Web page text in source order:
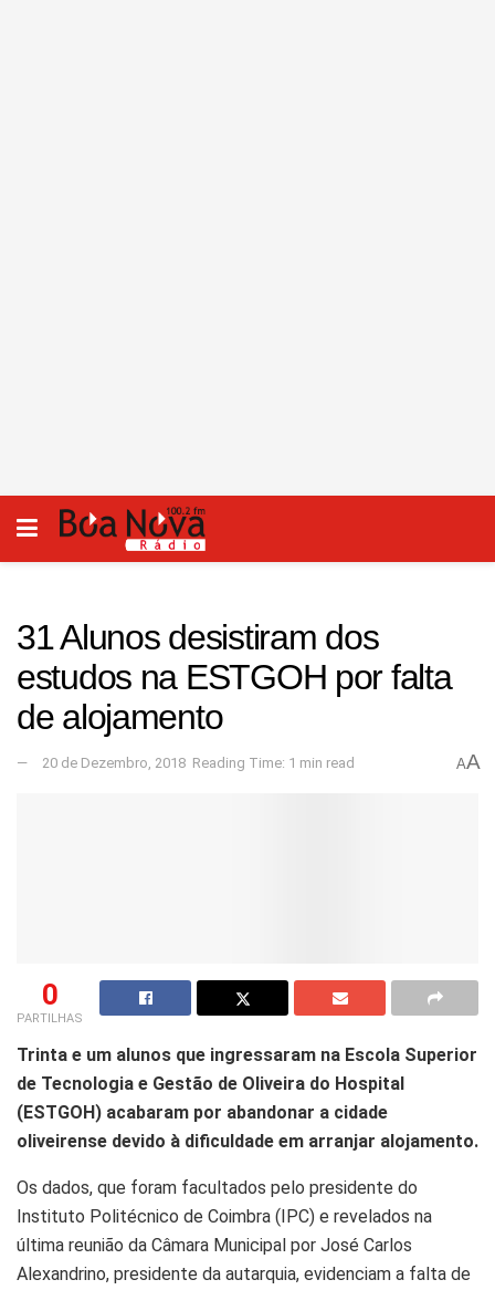
31 Alunos desistiram dos
estudos na ESTGOH por falta
de alojamento
20 de Dezembro, 2018 Reading Time: 1 min read AA
0
PARTILHAS
Trinta e um alunos que ingressaram na Escola Superior
de Tecnologia e Gestão de Oliveira do Hospital
(ESTGOH) acabaram por abandonar a cidade
oliveirense devido à dificuldade em arranjar alojamento.
Os dados, que foram facultados pelo presidente do
Instituto Politécnico de Coimbra (IPC) e revelados na
última reunião da Câmara Municipal por José Carlos
Alexandrino, presidente da autarquia, evidenciam a falta de